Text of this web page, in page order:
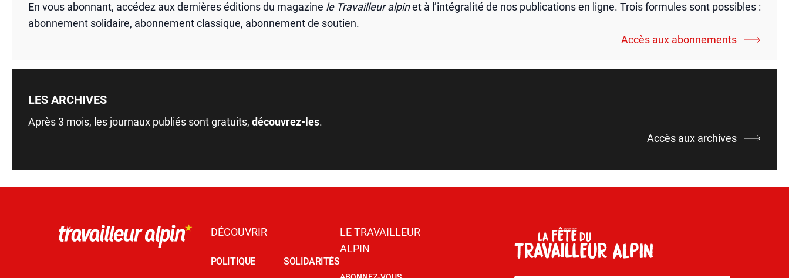
En vous abonnant, accédez aux dernières éditions du magazine le Travailleur alpinet à l’intégralité de nos publications en ligne. Trois formules sont possibles :
abonnement solidaire, abonnement classique, abonnement de soutien.
Accès aux abonnements
LES ARCHIVES
Après 3 mois, les journaux publiés sont gratuits, découvrez-les.
Accès aux archives
DÉCOUVRIR
POLITIQUE SOLIDARITÉS
LE TRAVAILLEUR
ALPIN